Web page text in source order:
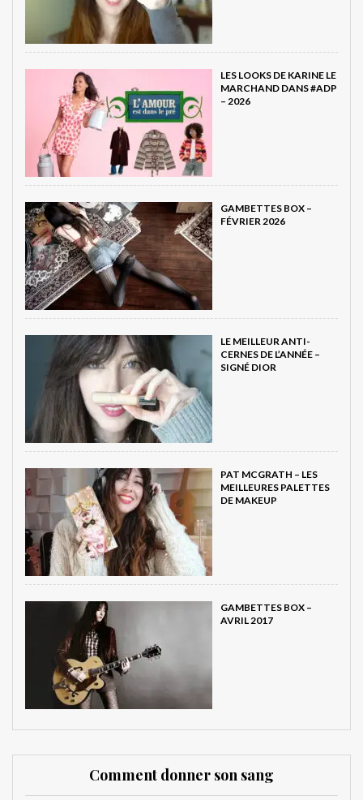
LES LOOKS DE KARINE LE
MARCHAND DANS #ADP
– 2026
GAMBETTES BOX –
FÉVRIER 2026
LE MEILLEUR ANTI-
CERNES DE L’ANNÉE –
SIGNÉ DIOR
PAT MCGRATH – LES
MEILLEURES PALETTES
DE MAKEUP
GAMBETTES BOX –
AVRIL 2017
Comment donner son sang